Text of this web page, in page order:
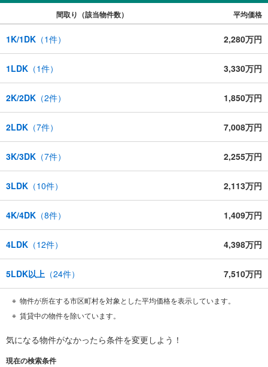
間取り（該当物件数） 平均価格
1K/1DK （1件） 2,280万円
1LDK （1件） 3,330万円
2K/2DK （2件） 1,850万円
2LDK （7件） 7,008万円
3K/3DK （7件） 2,255万円
3LDK （10件） 2,113万円
4K/4DK （8件） 1,409万円
4LDK （12件） 4,398万円
5LDK以上 （24件） 7,510万円
物件が所在する市区町村を対象とした平均価格を表示しています。
賃貸中の物件を除いています。
気になる物件がなかったら条件を変更しよう！
現在の検索条件